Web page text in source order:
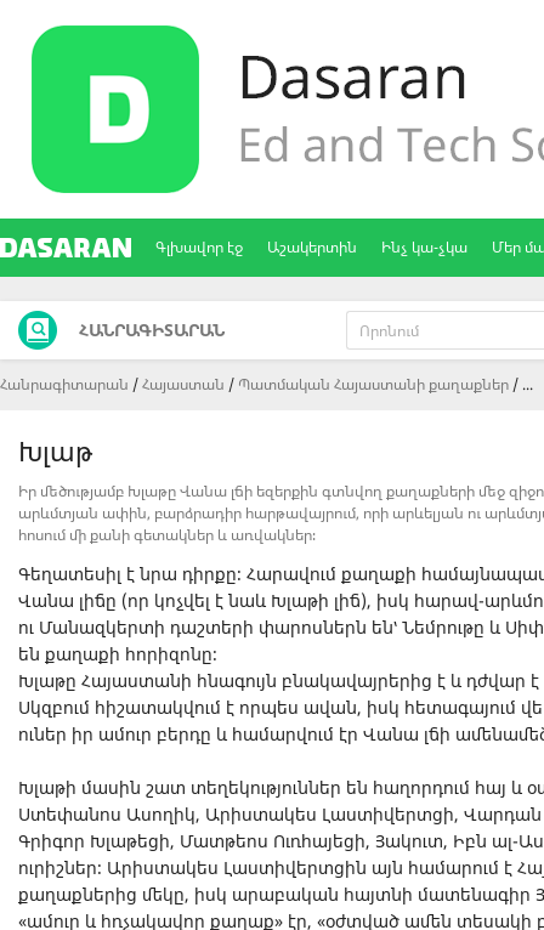
Գլխավոր էջ Աշակերտին Ինչ կա-չկա Մեր
ՀԱՆՐԱԳԻՏԱՐԱՆ
Հանրագիտարան Հայաստան Պատմական Հայաստանի քաղաքներ ...
Խլաթ
Իր մեծությամբ Խլաթը Վանա լճի եզերքին գտնվող քաղաքների մեջ
արևմտյան ափին, բարձրադիր հարթավայրում, որի արևելյան ու
հոսում մի քանի գետակներ և առվակներ։
Գեղատեսիլ է նրա դիրքը։ Հարավում քաղաքի
Վանա լիճը (որ կոչվել է նաև Խլաթի լիճ), իսկ հարավ-
ու Մանազկերտի դաշտերի փարոսներն են՝ Նեմրութը և
են քաղաքի հորիզոնը։
Խլաթը Հայաստանի հնագույն բնակավայրերից է և դժվար է
Սկզբում հիշատակվում է որպես ավան, իսկ հետագայում
ուներ իր ամուր բերդը և համարվում էր Վանա լճի
Խլաթի մասին շատ տեղեկություններ են հաղորդում հայ
Ստեփանոս Ասողիկ, Արիստակես Լաստիվերտցի, Վարդան
Գրիգոր Խլաթեցի, Մատթեոս Ուռհայեցի, Յակուտ, Իբն ալ-
ուրիշներ։ Արիստակես Լաստիվերտցին այն համարում է
քաղաքներից մեկը, իսկ արաբական հայտնի մատենագիր
«ամուր և հռչակավոր քաղաք» էր, «օժտված ամեն տեսակի